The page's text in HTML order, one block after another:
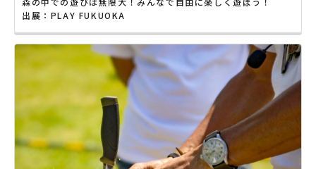
出展：PLAY FUKUOKA